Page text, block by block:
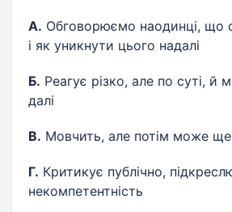
А. Обговорюємо наодинці, що
і як уникнути цього надалі
Б. Реагує різко, але по суті, й
далі
В. Мовчить, але потім може ще
Г. Критикує публічно,
некомпетентність